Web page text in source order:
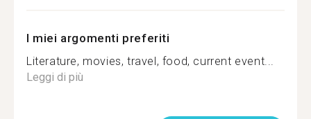
I miei argomenti preferiti
Literature, movies, travel, food, current event...
Leggi di più